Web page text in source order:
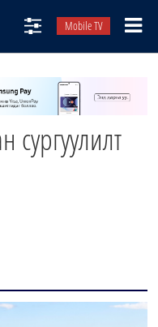
Mobile TV
сургуулилт